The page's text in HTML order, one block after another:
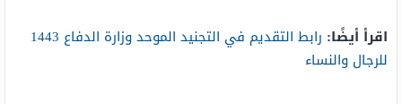
اقرأ أيضًا:
رابط التقديم في التجنيد الموحد وزارة الدفاع 1443
للرجال والنساء